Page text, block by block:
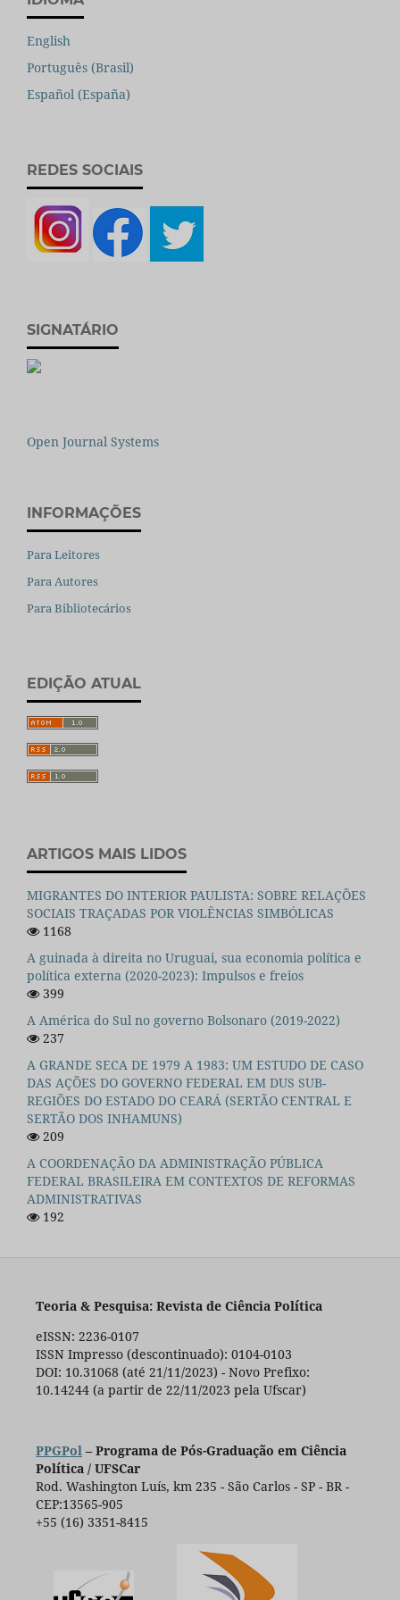
English
Português (Brasil)
Español (España)
REDES SOCIAIS
SIGNATÁRIO
Open Journal Systems
INFORMAÇÕES
Para Leitores
Para Autores
Para Bibliotecários
EDIÇÃO ATUAL
ARTIGOS MAIS LIDOS
MIGRANTES DO INTERIOR PAULISTA: SOBRE RELAÇÕES
SOCIAIS TRAÇADAS POR VIOLÊNCIAS SIMBÓLICAS
1168
A guinada à direita no Uruguai, sua economia política e
política externa (2020-2023): Impulsos e freios
399
A América do Sul no governo Bolsonaro (2019-2022)
237
A GRANDE SECA DE 1979 A 1983: UM ESTUDO DE CASO
DAS AÇÕES DO GOVERNO FEDERAL EM DUS SUB-
REGIÕES DO ESTADO DO CEARÁ (SERTÃO CENTRAL E
SERTÃO DOS INHAMUNS)
209
A COORDENAÇÃO DA ADMINISTRAÇÃO PÚBLICA
FEDERAL BRASILEIRA EM CONTEXTOS DE REFORMAS
ADMINISTRATIVAS
192
Teoria & Pesquisa: Revista de Ciência Política
eISSN: 2236-0107
ISSN Impresso (descontinuado): 0104-0103
DOI: 10.31068 (até 21/11/2023) - Novo Prefixo:
10.14244 (a partir de 22/11/2023 pela Ufscar)
PPGPol– Programa de Pós-Graduação em Ciência
Política / UFSCar
Rod. Washington Luís, km 235 - São Carlos - SP - BR -
CEP:13565-905
+55 (16) 3351-8415